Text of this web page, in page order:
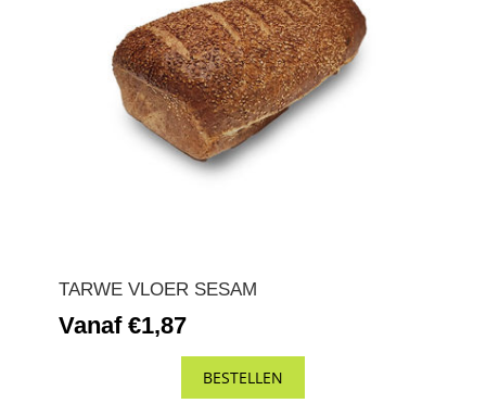
TARWE VLOER SESAM
Vanaf €1,87